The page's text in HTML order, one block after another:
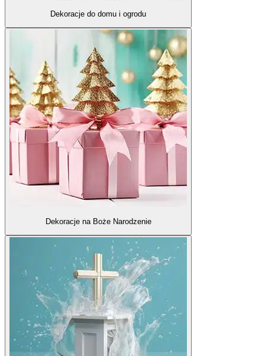
Dekoracje do domu i ogrodu
Dekoracje na Boże Narodzenie